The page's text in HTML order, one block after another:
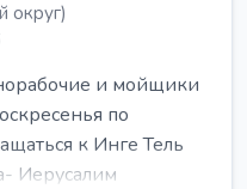
округ)
и мойщики
по
к Инге Тель
Иерусалим